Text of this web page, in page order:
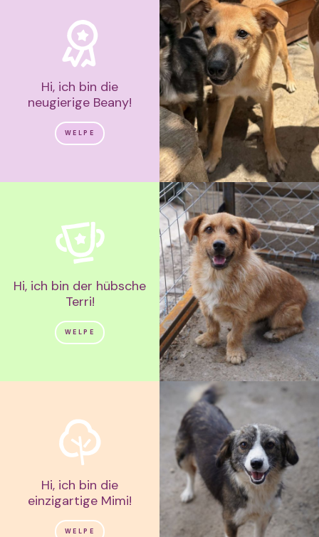
Hi, ich bin die
neugierige Beany!
WELPE
Hi, ich bin der hübsche
Terri!
WELPE
Hi, ich bin die
einzigartige Mimi!
WELPE